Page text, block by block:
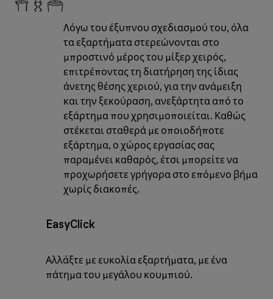
Λόγω του έξυπνου σχεδιασμού του, όλα
τα εξαρτήματα στερεώνονται στο
μπροστινό μέρος του μίξερ χειρός,
επιτρέποντας τη διατήρηση της ίδιας
άνετης θέσης χεριού, για την ανάμειξη
και την ξεκούραση, ανεξάρτητα από το
εξάρτημα που χρησιμοποιείται. Καθώς
στέκεται σταθερά με οποιοδήποτε
εξάρτημα, ο χώρος εργασίας σας
παραμένει καθαρός, έτσι μπορείτε να
προχωρήσετε γρήγορα στο επόμενο βήμα
χωρίς διακοπές.
EasyClick
Αλλάξτε με ευκολία εξαρτήματα, με ένα
πάτημα του μεγάλου κουμπιού.